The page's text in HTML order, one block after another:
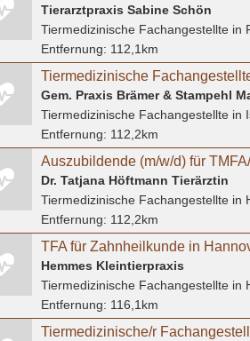
Tierarztpraxis Sabine Schön
Tiermedizinische Fachangestelltein
Entfernung: 112,1km
Tiermedizinische Fachangestelltein
Entfernung: 112,2km
Dr. Tatjana Höftmann Tierärztin
Tiermedizinische Fachangestelltein
Entfernung: 112,2km
TFA für Zahnheilkunde in
Hemmes Kleintierpraxis
Tiermedizinische Fachangestelltein
Entfernung: 116,1km